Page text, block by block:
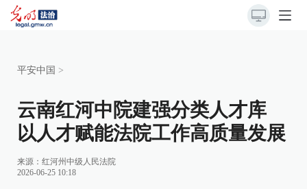
平安中国 >
云南红河中院建强分类人才库
以人才赋能法院工作高质量发展
来源： 红河州中级人民法院
2026-06-25 10:18